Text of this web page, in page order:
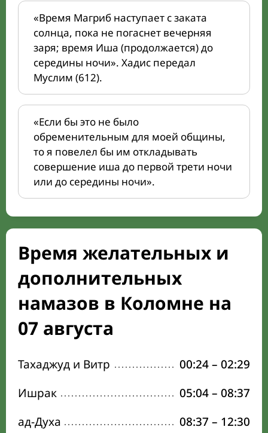
«Время Магриб наступает с заката
солнца, пока не погаснет вечерняя
заря; время Иша (продолжается) до
середины ночи». Хадис передал
Муслим (612).
«Если бы это не было
обременительным для моей общины,
то я повелел бы им откладывать
совершение иша до первой трети ночи
или до середины ночи».
Время желательных и
дополнительных
намазов в Коломне на
07 августа
Тахаджуд и Витр 00:24– 02:29
Ишрак
05:04– 08:37
ад-Духа
08:37 – 12:30